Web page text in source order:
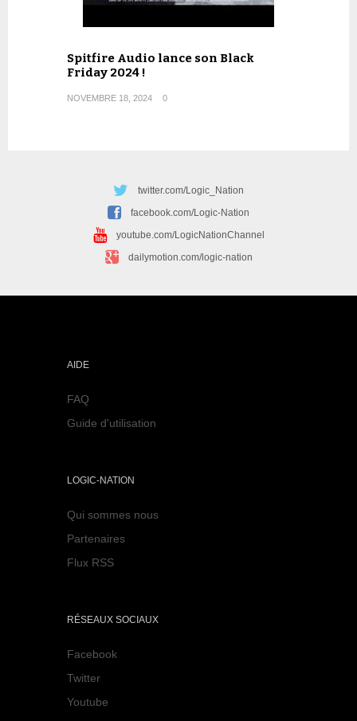
Spitfire Audio lance son Black
Friday 2024 !
NOVEMBRE 18, 2024 0
twitter.com/Logic_Nation
facebook.com/Logic-Nation
youtube.com/LogicNationChannel
dailymotion.com/logic-nation
AIDE
FAQ
Guide d'utilisation
LOGIC-NATION
Qui sommes nous
Partenaires
Flux RSS
RÉSEAUX SOCIAUX
Facebook
Twitter
Youtube